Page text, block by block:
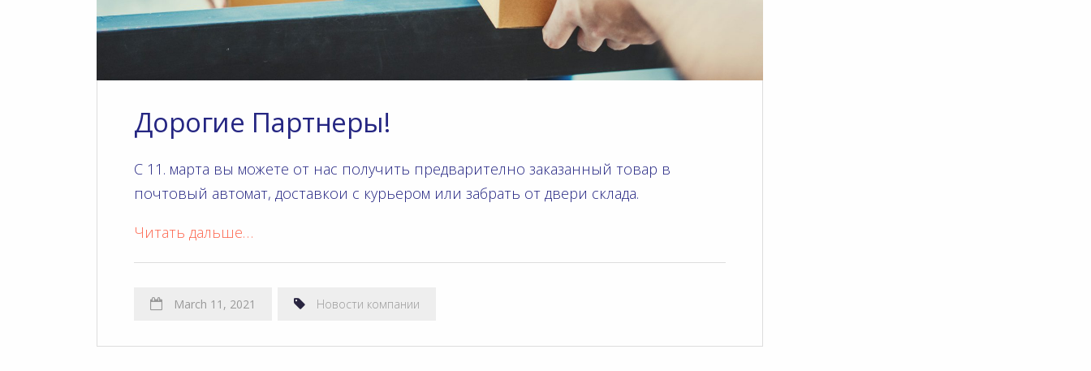
Дорогие Партнеры!
C 11. марта вы можете oт нас получить предварителнo заказанный товар в
почтовый автомат, доставкoи с курьером или забрать oт двери склада.
Читать дальше…
March 11, 2021 Новости компании